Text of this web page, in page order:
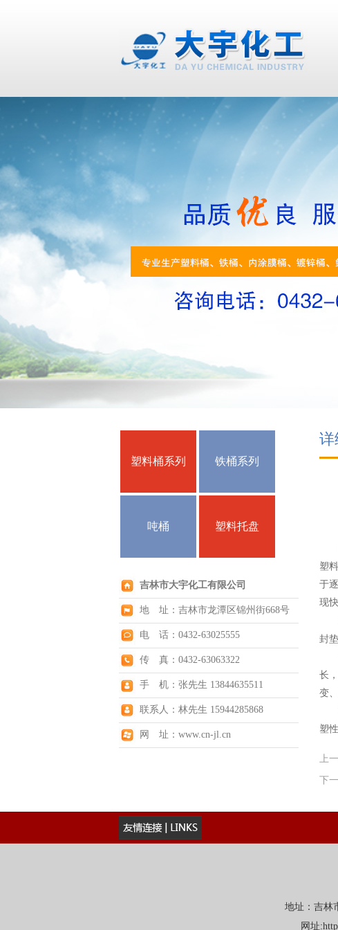
塑料桶系列 铁桶系列
吨桶 塑料托盘
吉林市大宇化工有限公司
地 址：吉林市龙潭区锦州街668号
电 话：0432-63025555
传 真：0432-63063322
手 机：张先生 13844635511
联系人：林先生 15944285868
网 址：www.cn-jl.cn
详
随
塑
于
现
1.
封
生
长
变
2.
塑
上
下
地址：吉
网址: